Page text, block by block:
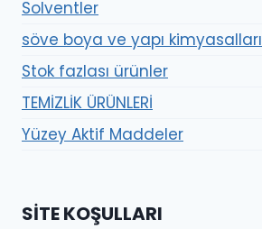
Solventler
söve boya ve yapı kimyasalları
Stok fazlası ürünler
TEMİZLİK ÜRÜNLERİ
Yüzey Aktif Maddeler
SITE KOŞULLARI